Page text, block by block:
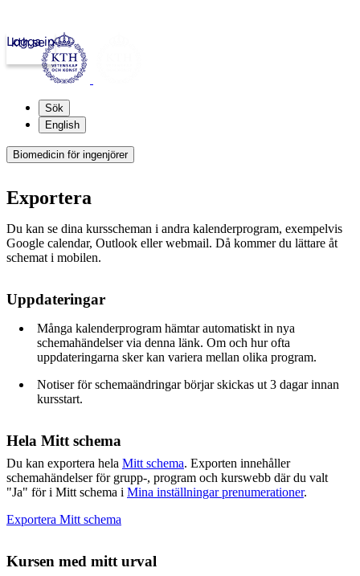
kth.se
Logga in
Sök
English
Biomedicin för ingenjörer
Exportera
Du kan se dina kursscheman i andra kalenderprogram, exempelvis
Google calendar, Outlook eller webmail. Då kommer du lättare åt
schemat i mobilen.
Uppdateringar
Många kalenderprogram hämtar automatiskt in nya
schemahändelser via denna länk. Om och hur ofta
uppdateringarna sker kan variera mellan olika program.
Notiser för schemaändringar börjar skickas ut 3 dagar innan
kursstart.
Hela Mitt schema
Du kan exportera hela Mitt schema. Exporten innehåller
schemahändelser för grupp-, program och kurswebb där du valt
"Ja" för i Mitt schema i Mina inställningar prenumerationer.
Exportera Mitt schema
Kursen med mitt urval